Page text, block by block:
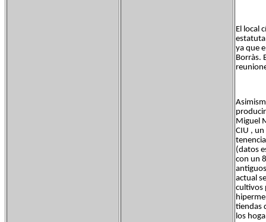
El local
ya que
Borràs.
Miguel
CIU ,
(datos
con un
actual
cultivos
tiendas
los